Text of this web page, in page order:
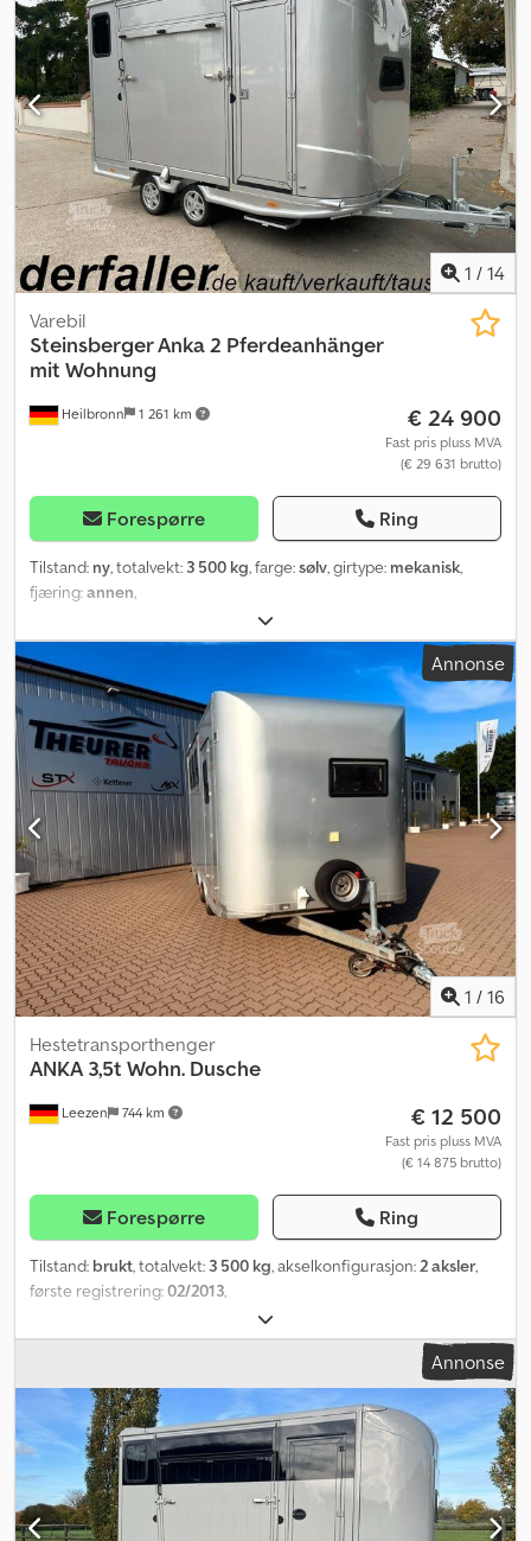
1 / 14
Heilbronn 1 261 km
Varebil
Steinsberger Anka 2 Pferdeanhänger
mit Wohnung
€ 24 900
Fast pris pluss MVA
(€ 29 631 brutto)
Forespørre Ring
Tilstand: ny, totalvekt: 3 500 kg, farge:sølv, girtype: mekanisk,
fjæring:annen
Annonse
1 / 16
Leezen 744 km
Hestetransporthenger
ANKA 3,5t Wohn. Dusche
€ 12 500
Fast pris pluss MVA
(€ 14 875 brutto)
Forespørre Ring
Tilstand: brukt, totalvekt: 3 500 kg, akselkonfigurasjon:2 aksler,
første registrering:02/2013,
Annonse